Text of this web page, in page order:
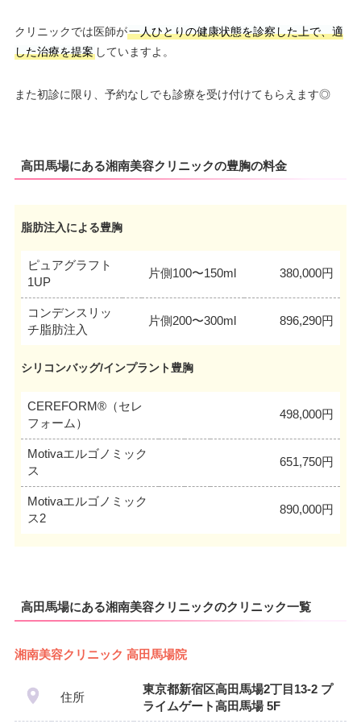
クリニックでは医師が一人ひとりの健康状態を診察した上で、適
した治療を提案していますよ。
また初診に限り、予約なしでも診療を受け付けてもらえます◎
高田馬場にある湘南美容クリニックの豊胸の料金
脂肪注入による豊胸
ピュアグラフト
1UP
片側100〜150ml 380,000円
コンデンスリッ
チ脂肪注入
片側200〜300ml 896,290円
シリコンバッグ/インプラント豊胸
CEREFORM®（セレ
フォーム）
498,000円
Motivaエルゴノミック
ス
651,750円
Motivaエルゴノミック
ス2
890,000円
高田馬場にある湘南美容クリニックのクリニック一覧
湘南美容クリニック 高田馬場院
住所
東京都新宿区高田馬場2丁目13-2 プ
ライムゲート高田馬場 5F